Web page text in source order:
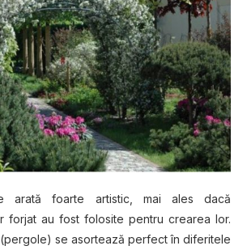
arată foarte artistic, mai ales dacă
forjat au fost folosite pentru crearea lor.
se asortează perfect în diferitele